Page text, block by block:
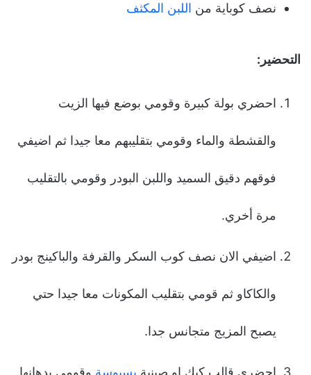
نصف كوباية من اللبن المكثف
التحضير:
احضري بولة كبيرة وقومي بوضع فيها الزيت
والقشطة والماء وقومي بتقليبهم معا جيدا ثم اضيفي
فوقهم دقيق السميد واللبن البودر وقومي بالتقليب
مرة أخري.
اضيفي الان نصف كوب السكر والقرفة والباكينج بودر
والكاكاو ثم قومي بتقليب المكونات معا جيدا حتي
يصبح المزيج متجانس جدا.
احضري قالب كيك او صينية بسبوسة وقومي بدهانها